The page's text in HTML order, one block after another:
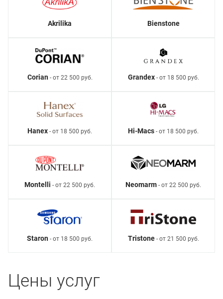
Akrilika Bienstone
Corian- от 22 500 руб. Grandex- от 18 500 руб.
Hanex - от 18 500 руб. Hi-Macs - от 18 500 руб.
Montelli - от 22 500 руб. Neomarm - от 22 500 руб.
Staron - от 18 500 руб. Tristone- от 21 500 руб.
Цены услуг